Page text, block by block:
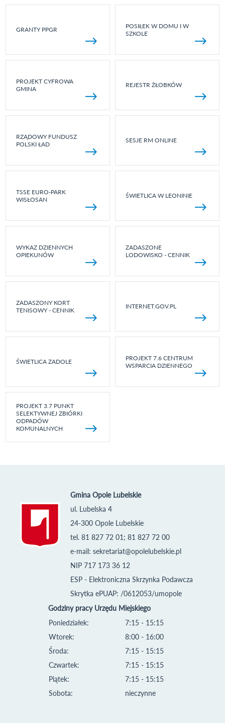
GRANTY PPGR
POSIŁEK W DOMU I W
SZKOLE
PROJEKT CYFROWA
GMINA
REJESTR ŻŁOBKÓW
RZĄDOWY FUNDUSZ
POLSKI ŁAD
SESJE RM ONLINE
TSSE EURO-PARK
WISŁOSAN
ŚWIETLICA W LEONINIE
WYKAZ DZIENNYCH
OPIEKUNÓW
ZADASZONE
LODOWISKO - CENNIK
ZADASZONY KORT
TENISOWY - CENNIK
INTERNET.GOV.PL
ŚWIETLICA ZADOLE
PROJEKT 7.6 CENTRUM
WSPARCIA DZIENNEGO
PROJEKT 3.7 PUNKT
SELEKTYWNEJ ZBIÓRKI
ODPADÓW
KOMUNALNYCH
Gmina Opole Lubelskie
ul. Lubelska 4
24-300 Opole Lubelskie
tel. 81 827 72 01; 81 827 72 00
e-mail: sekretariat@opolelubelskie.pl
NIP 717 173 36 12
ESP - Elektroniczna Skrzynka Podawcza
Skrytka ePUAP: /0612053/umopole
Godziny pracy Urzędu Miejskiego
Poniedziałek:
Wtorek:
Środa:
Czwartek:
Piątek:
Sobota:
7:15 - 15:15
8:00 - 16:00
7:15 - 15:15
7:15 - 15:15
7:15 - 15:15
nieczynne